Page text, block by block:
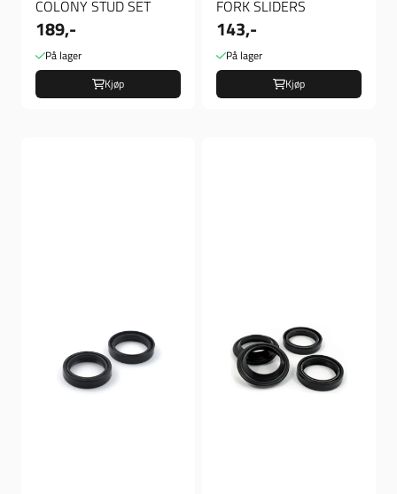
COLONY STUD SET
189,-
På lager
Kjøp
FORK SLIDERS
143,-
På lager
Kjøp